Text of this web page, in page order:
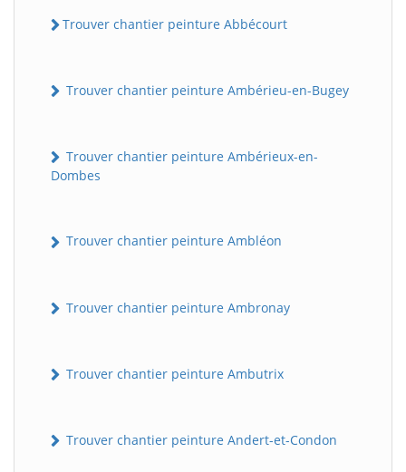
Trouver chantier peinture Abbécourt
Trouver chantier peinture Ambérieu-en-Bugey
Trouver chantier peinture Ambérieux-en-
Dombes
Trouver chantier peinture Ambléon
Trouver chantier peinture Ambronay
Trouver chantier peinture Ambutrix
Trouver chantier peinture Andert-et-Condon